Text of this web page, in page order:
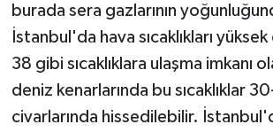
burada sera gazlarının
İstanbul'da hava sıcaklıkları
38 gibi sıcaklıklara ulaşma imkanı
deniz kenarlarında bu sıcaklıklar
civarlarında hissedilebilir.